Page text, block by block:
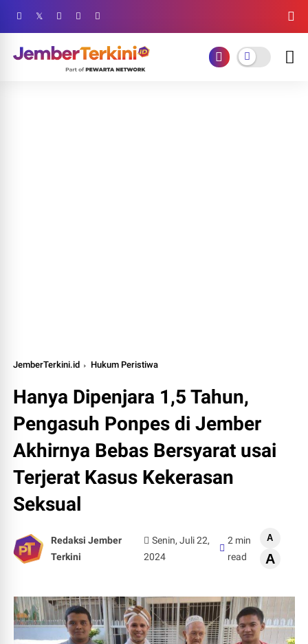
JemberTerkini.id Hukum Peristiwa
Hanya Dipenjara 1,5 Tahun,
Pengasuh Ponpes di Jember
Akhirnya Bebas Bersyarat usai
Terjerat Kasus Kekerasan
Seksual
Redaksi Jember
Terkini
Senin, Juli 22,
2024
2 min
read
A
A